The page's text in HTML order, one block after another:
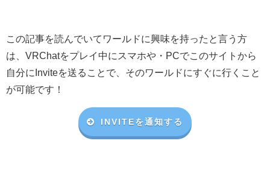
この記事を読んでいてワールドに興味を持ったと言う方
は、VRChatをプレイ中にスマホや・ PCでこのサイトから
自分に Inviteを送ることで、そのワールドにすぐに行くこと
が可能です！
INVITEを通知する